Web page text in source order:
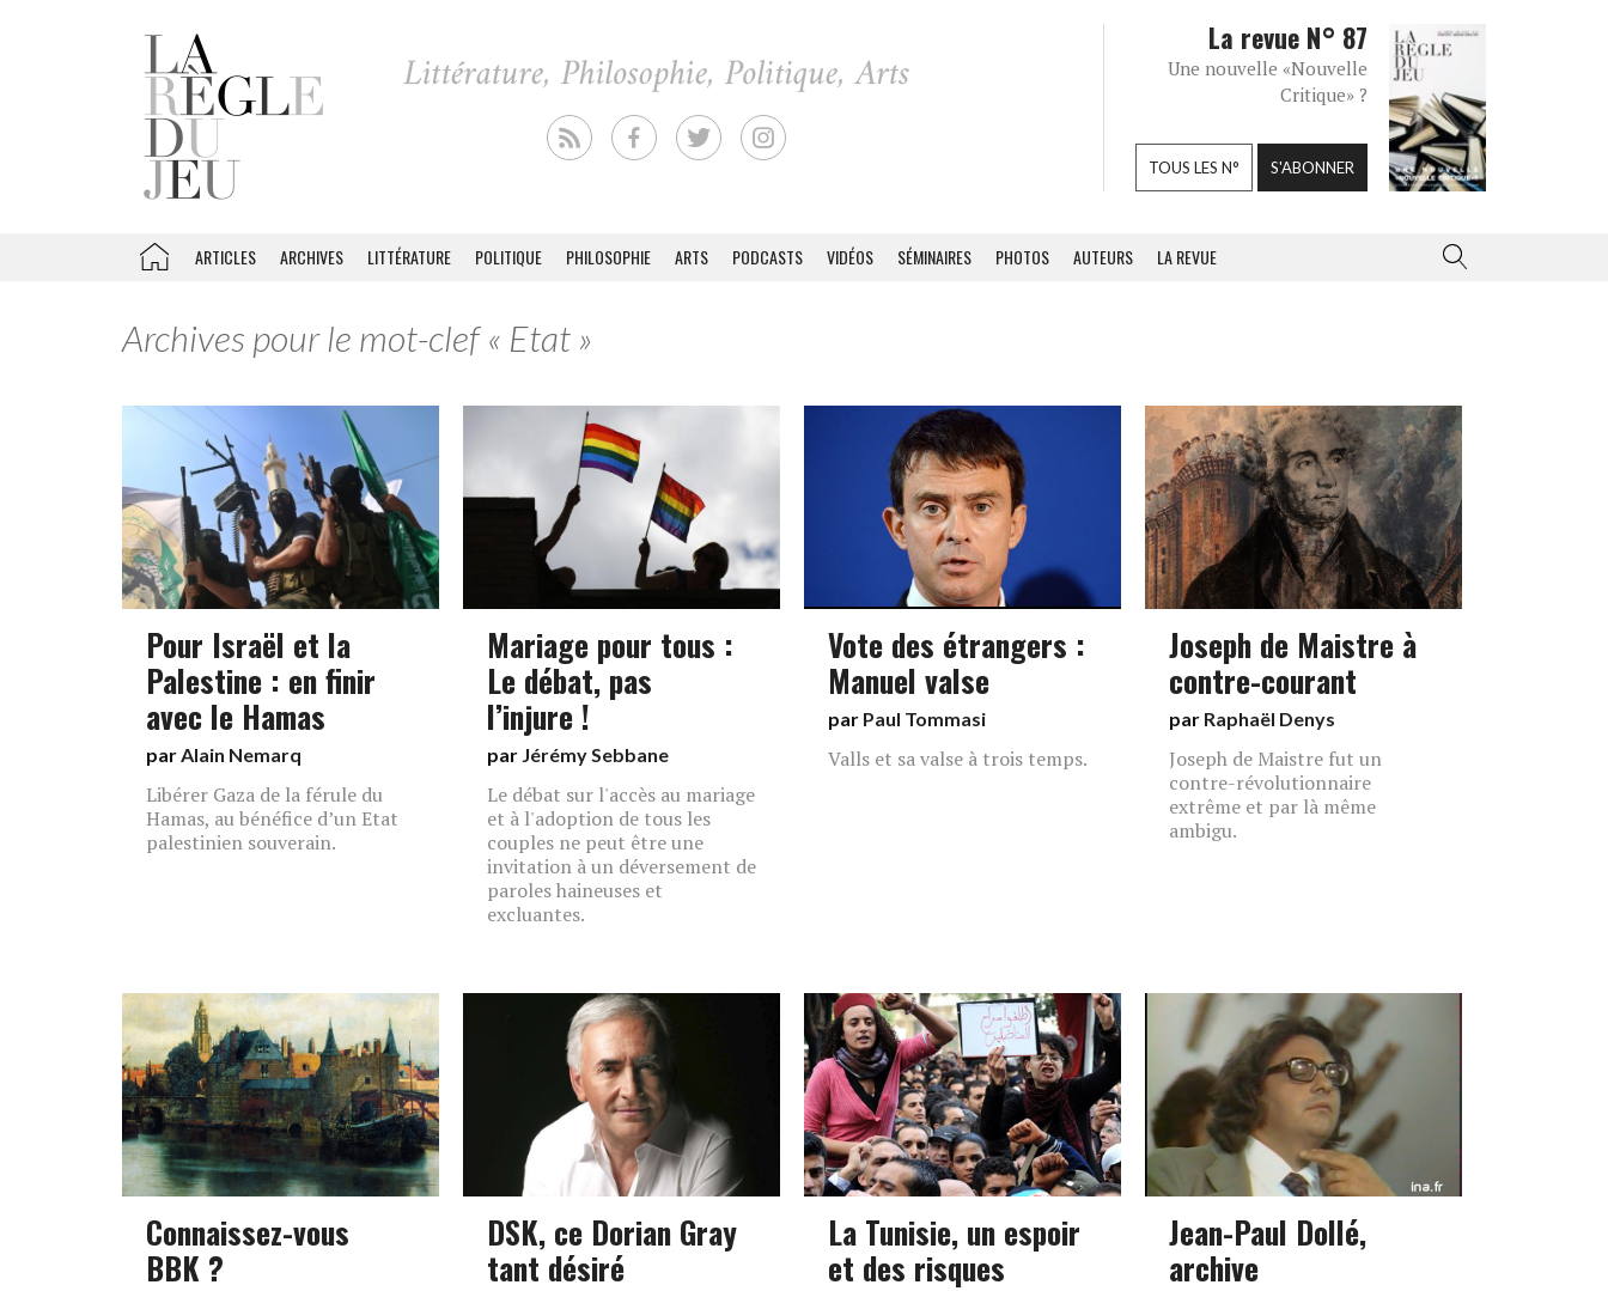
La revue N° 87
Une nouvelle «Nouvelle
Critique» ?
TOUS LES N° S'ABONNER
ARTICLES ARCHIVES LITTÉRATURE POLITIQUE PHILOSOPHIE ARTS PODCASTS VIDÉOS SÉMINAIRES PHOTOS AUTEURS LA REVUE
Archives pour le mot-clef « Etat »
Pour Israël et la
Palestine : en finir
avec le Hamas
parAlain Nemarq
Libérer Gaza de la férule du
Hamas, au bénéfice d’un Etat
palestinien souverain.
Mariage pour tous :
Le débat, pas
l’injure !
par Jérémy Sebbane
Le débat sur l'accès au mariage
et à l'adoption de tous les
couples ne peut être une
invitation à un déversement de
paroles haineuses et
excluantes.
Vote des étrangers :
Manuel valse
par Paul Tommasi
Valls et sa valse à trois temps.
Joseph de Maistre à
contre-courant
par Raphaël Denys
Joseph de Maistre fut un
contre-révolutionnaire
extrême et par là même
ambigu.
Connaissez-vous
BBK ?
DSK, ce Dorian Gray
tant désiré
La Tunisie, un espoir
et des risques
Jean-Paul Dollé,
archive